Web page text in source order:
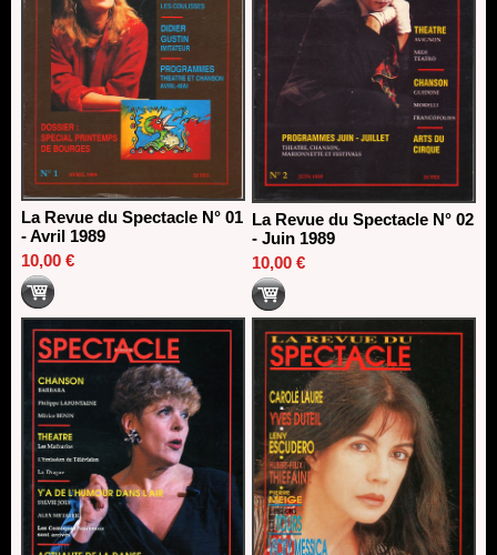
La Revue du Spectacle N° 01
- Avril 1989
10,00 €
La Revue du Spectacle N° 02
- Juin 1989
10,00 €